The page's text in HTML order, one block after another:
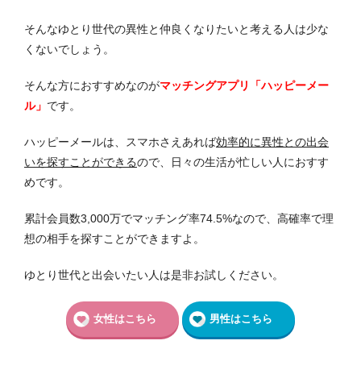
そんなゆとり世代の異性と仲良くなりたいと考える人は少な
くないでしょう。
そんな方におすすめなのがマッチングアプリ「ハッピーメー
ル」 です。
ハッピーメールは、スマホさえあれば効率的に異性との出会
いを探すことができるので、日々の生活が忙しい人におすす
めです。
累計会員数3,000万でマッチング率74.5%なので、高確率で理
想の相手を探すことができますよ。
ゆとり世代と出会いたい人は是非お試しください。
女性はこちら 男性はこちら